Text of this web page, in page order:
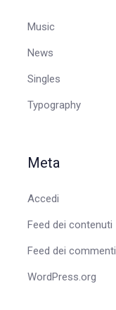
Music
News
Singles
Typography
Meta
Accedi
Feed dei contenuti
Feed dei commenti
WordPress.org